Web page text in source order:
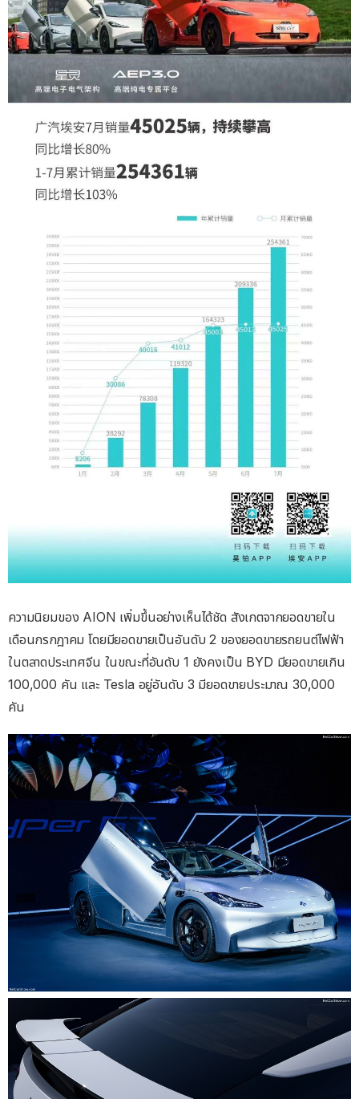
ความนิยมของ AION เพิ่มขึ้นอย่างเห็นได้ชัด สังเกตจากยอดขายใน
เดือนกรกฎาคม โดยมียอดขายเป็นอันดับ 2 ของยอดขายรถยนต์ไฟฟ้า
ในตลาดประเทศจีน ในขณะที่อันดับ 1 ยังคงเป็น BYD มียอดขายเกิน
100,000 คัน และ Tesla อยู่อันดับ 3 มียอดขายประมาณ 30,000
คัน